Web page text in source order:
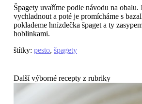
Špagety uvaříme podle návodu na obalu.
vychladnout a poté je promícháme s
poklademe hnízdečka špaget a ty
hoblinkami.
štítky: pesto, špagety
Další výborné recepty z rubriky